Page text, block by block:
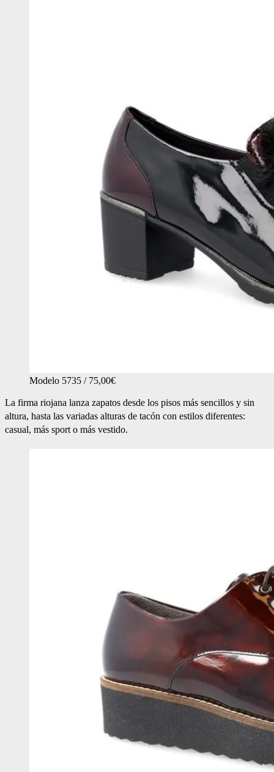
Modelo 5735 / 75,00€
La firma riojana lanza zapatos desde los pisos más sencillos y sin
altura, hasta las variadas alturas de tacón con estilos diferentes:
casual, más sport o más vestido.